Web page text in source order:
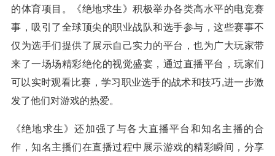
的体育项目。《绝地求生》积极举办各类高水平的电竞赛
事，吸引了全球顶尖的职业战队和选手参与，这些赛事不
仅为选手们提供了展示自己实力的平台，也为广大玩家带
来了一场场精彩绝伦的视觉盛宴，通过直播平台，玩家们
可以实时观看比赛，学习职业选手的战术和技巧,进一步激
发了他们对游戏的热爱。
《绝地求生》还加强了与各大直播平台和知名主播的合
作，知名主播们在直播过程中展示游戏的精彩瞬间，分享